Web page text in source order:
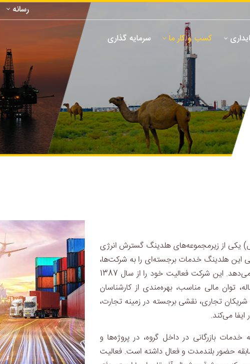
رسانه
کسب و کار ما سرمایه گذاری
یکی از زیرمجموعه‌های هلدینگ گسترش انرژی
این هلدینگ خدمات برجسته‌ای را به شرکت‌ها،
مشتریان و شریکان تجاری آن ارائه می‌دهد. این شرکت فعالیت خود را از سال 1387
توان مالی مناسب، بهره‌مندی از کارشناسان
تجاری، نقشی برجسته در زمینه تجارت،
می‌کند.
خدمات بازرگانی در داخل گروه، در پروژه‌ها و
حضور بلندمدت و فعال داشته است. فعالیت